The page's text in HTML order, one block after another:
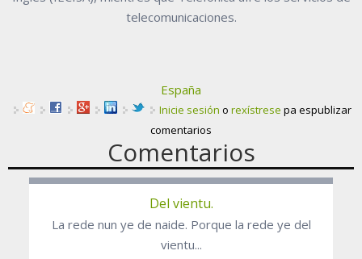
telecomunicaciones.
España
Inicie sesión o rexístrese pa espublizar
comentarios
Comentarios
Del vientu.
La rede nun ye de naide. Porque la rede ye del
vientu...